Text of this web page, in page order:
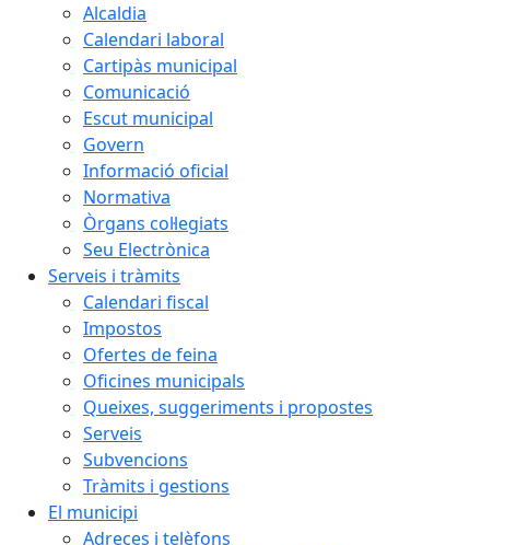
Alcaldia
Calendari laboral
Cartipàs municipal
Comunicació
Escut municipal
Govern
Informació oficial
Normativa
Òrgans col·legiats
Seu Electrònica
Serveis i tràmits
Calendari fiscal
Impostos
Ofertes de feina
Oficines municipals
Queixes, suggeriments i propostes
Serveis
Subvencions
Tràmits i gestions
El municipi
Adreces i telèfons